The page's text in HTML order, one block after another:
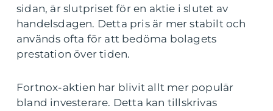
sidan, är slutpriset för en aktie i slutet av
handelsdagen. Detta pris är mer stabilt och
används ofta för att bedöma bolagets
prestation över tiden.
Fortnox-aktien har blivit allt mer populär
bland investerare. Detta kan tillskrivas